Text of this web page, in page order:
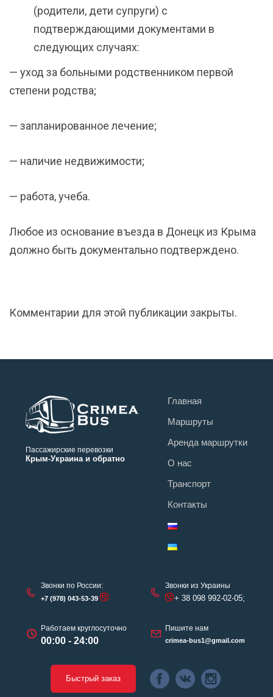
(родители, дети супруги) с
подтверждающими документами в
следующих случаях:
— уход за больными родственником первой
степени родства;
— запланированное лечение;
— наличие недвижимости;
— работа, учеба.
Любое из основание въезда в Донецк из Крыма
должно быть документально подтверждено.
Комментарии для этой публикации закрыты.
Пассажирские перевозки
Крым-Украина и обратно
Главная
Маршруты
Аренда маршрутки
О нас
Транспорт
Контакты
Звонки по России:
+7 (978) 043-53-39
Работаем круглосуточно
00:00 - 24:00
Звонки из Украины
+ 38 098 992-02-05;
Пишите нам
crimea-bus1@gmail.com
Быстрый заказ